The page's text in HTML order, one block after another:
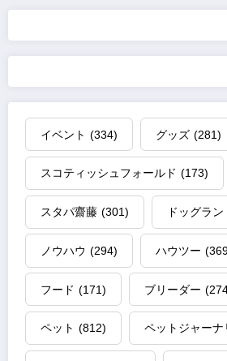
イベント (334) グッズ (281)
スコティッシュフォールド (173)
スタパ齋藤 (301) ドッグラン
ノウハウ (294) ハウツー
フード (171) ブリーダー
ペット (812) ペットジャーナ